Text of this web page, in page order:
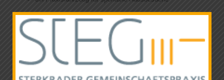
News
Und:
Aufgrund unserer notfallärztlichen Erfahrung, können wir alle
Patienten innerhalb der Gemeinschaftspraxis auch in Notfällen
optimal erstversorgen, um sie dann bei Bedarf begleitet ins
Krankenhaus zu überführen.